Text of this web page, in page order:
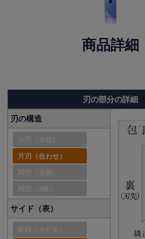
商品詳細
刃の部分の詳細
刃の構造
片刃（本焼）
片刃（合わせ）
両刃（全鋼）
両刃（3枚）
サイド（表）
軟鉄（サビる）